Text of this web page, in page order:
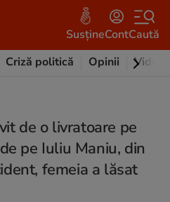
SusțineContCaută
Criză politică Opinii Video
de o livratoare pe
pe Iuliu Maniu, din
femeia a lăsat